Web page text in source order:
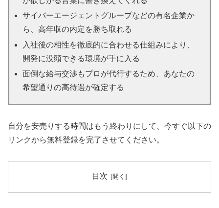
サイバーエージェントグループなどの有名企業か
ら、高年収の内定を勝ち取れる
入社後の相性を徹底的に合わせる仕組みにより、
開発に没頭できる環境が手に入る
面倒な給与交渉もプロが代行するため、あなたの
希望通りの高待遇が確定する
自分を安売りする時間はもう終わりにして、今すぐ以下の
リンクから無料登録を完了させてください。
目次